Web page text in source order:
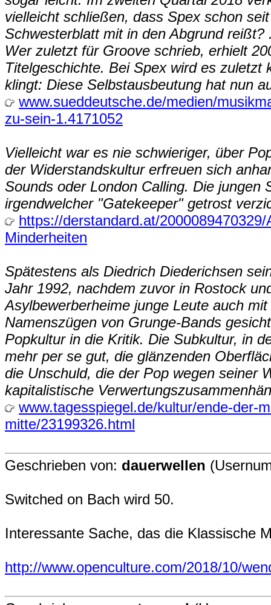
vielleicht schließen, dass Spex schon
Schwesterblatt mit in den Abgrund reißt?
Wer zuletzt für Groove schrieb, erhielt
Titelgeschichte. Bei Spex wird es
klingt: Diese Selbstausbeutung hat nun
www.sueddeutsche.de/medien/
zu-sein-1.4171052
Vielleicht war es nie schwieriger, über
der Widerstandskultur erfreuen sich
Sounds oder London Calling. Die jungen
irgendwelcher "Gatekeeper" getrost
https://derstandard.at/
Minderheiten
Spätestens als Diedrich Diederichsen
Jahr 1992, nachdem zuvor in Rostock
Asylbewerberheime junge Leute auch
Namenszügen von Grunge-Bands
Popkultur in die Kritik. Die Subkultur, in
mehr per se gut, die glänzenden
die Unschuld, die der Pop wegen seiner
kapitalistische
www.tagesspiegel.de/kultur/ende-der-
mitte/23199326.html
Geschrieben von: dauerwellen
Switched on Bach wird 50.
Interessante Sache, das die Klassische
http://www.openculture.com/2018/10/